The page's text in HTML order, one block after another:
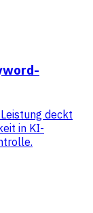
deckt
in KI-